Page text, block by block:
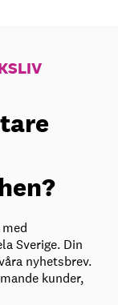
Sverige. Din
nyhetsbrev.
kunder,